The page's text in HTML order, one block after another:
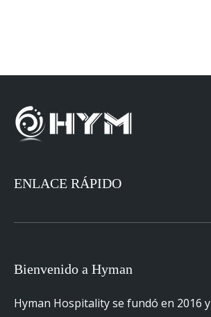
ENLACE RÁPIDO
Bienvenido a Hyman
Hyman Hospitality se fundó en 2016 y